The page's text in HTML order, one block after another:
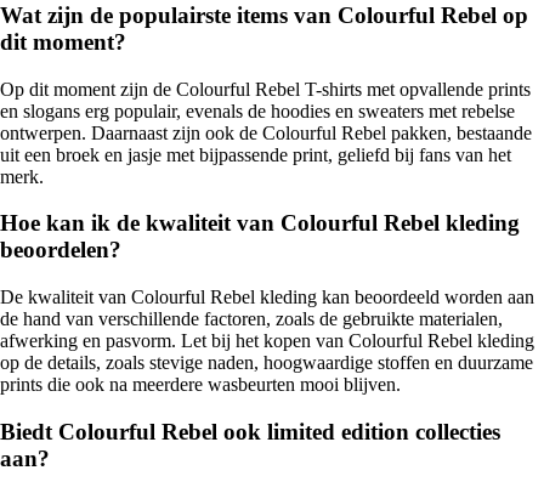
Wat zijn de populairste items van Colourful Rebel op
dit moment?
Op dit moment zijn de Colourful Rebel T-shirts met opvallende prints
en slogans erg populair, evenals de hoodies en sweaters met rebelse
ontwerpen. Daarnaast zijn ook de Colourful Rebel pakken, bestaande
uit een broek en jasje met bijpassende print, geliefd bij fans van het
merk.
Hoe kan ik de kwaliteit van Colourful Rebel kleding
beoordelen?
De kwaliteit van Colourful Rebel kleding kan beoordeeld worden aan
de hand van verschillende factoren, zoals de gebruikte materialen,
afwerking en pasvorm. Let bij het kopen van Colourful Rebel kleding
op de details, zoals stevige naden, hoogwaardige stoffen en duurzame
prints die ook na meerdere wasbeurten mooi blijven.
Biedt Colourful Rebel ook limited edition collecties
aan?